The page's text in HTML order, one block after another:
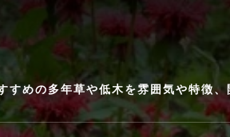
すめの多年草や低木を雰囲気や特徴